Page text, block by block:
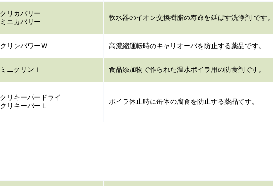
クリカバリー
ミニカバリー
軟水器のイオン交換樹脂の寿命を延ばす洗浄剤 です。
クリンパワーＷ 高濃縮運転時のキャリオーバを防止する薬品です。
ミニクリンＩ 食品添加物で作られた温水ボイラ用の防食剤です。
クリキーパードライ
クリキーパーＬ
ボイラ休止時に缶体の腐食を防止する薬品です。